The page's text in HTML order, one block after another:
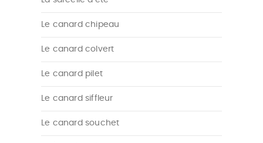
Le canard chipeau
Le canard colvert
Le canard pilet
Le canard siffleur
Le canard souchet